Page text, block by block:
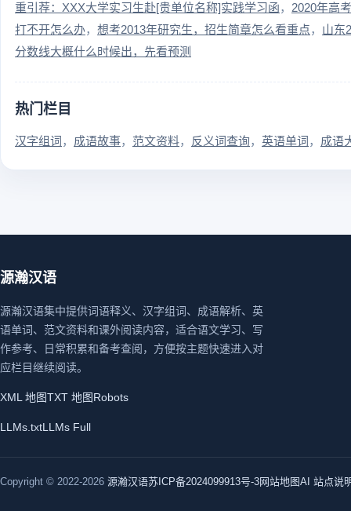
重引荐：XXX大学实习生赴[贵单位名称]实践学习函
2020年高
打不开怎么办
想考2013年研究生，招生简章怎么看重点
山东
分数线大概什么时候出，先看预测
热门栏目
汉字组词 成语故事 范文资料 反义词查询 英语单词 成语
源瀚汉语
源瀚汉语集中提供词语释义、汉字组词、成语解析、英
语单词、范文资料和课外阅读内容，适合语文学习、写
作参考、日常积累和备考查阅，方便按主题快速进入对
应栏目继续阅读。
XML 地图TXT 地图Robots
LLMs.txtLLMs Full
Copyright © 2022-2026 源瀚汉语苏ICP备2024099913号-3网站地图AI 站点说